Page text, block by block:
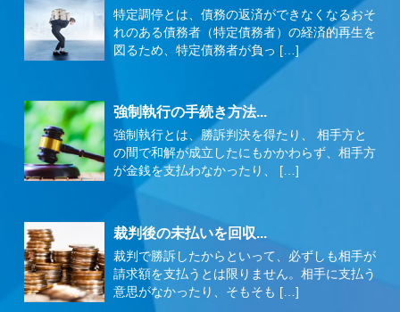
特定調停とは、債務の返済ができなくなるおそ
れのある債務者（特定債務者）の経済的再生を
図るため、特定債務者が負っ […]
強制執行の手続き方法...
強制執行とは、勝訴判決を得たり、 相手方と
の間で和解が成立したにもかかわらず、相手方
が金銭を支払わなかったり、 […]
裁判後の未払いを回収...
裁判で勝訴したからといって、必ずしも相手が
請求額を支払うとは限りません。相手に支払う
意思がなかったり、そもそも […]